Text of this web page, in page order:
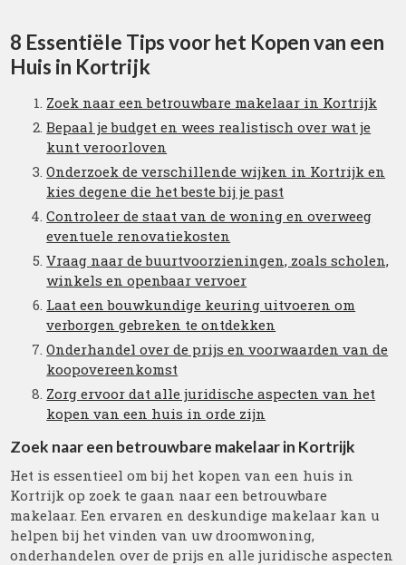
8 Essentiële Tips voor het Kopen van een
Huis in Kortrijk
Zoek naar een betrouwbare makelaar in Kortrijk
Bepaal je budget en wees realistisch over wat je
kunt veroorloven
Onderzoek de verschillende wijken in Kortrijk en
kies degene die het beste bij je past
Controleer de staat van de woning en overweeg
eventuele renovatiekosten
Vraag naar de buurtvoorzieningen, zoals scholen,
winkels en openbaar vervoer
Laat een bouwkundige keuring uitvoeren om
verborgen gebreken te ontdekken
Onderhandel over de prijs en voorwaarden van de
koopovereenkomst
Zorg ervoor dat alle juridische aspecten van het
kopen van een huis in orde zijn
Zoek naar een betrouwbare makelaar in Kortrijk
Het is essentieel om bij het kopen van een huis in
Kortrijk op zoek te gaan naar een betrouwbare
makelaar. Een ervaren en deskundige makelaar kan u
helpen bij het vinden van uw droomwoning,
onderhandelen over de prijs en alle juridische aspecten